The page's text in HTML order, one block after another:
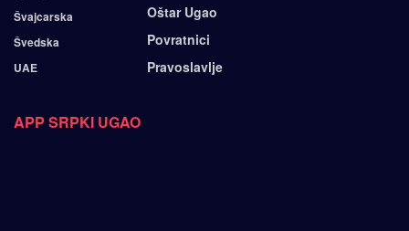
Švajcarska
Švedska
UAE
Oštar Ugao
Povratnici
Pravoslavlje
APP SRPKI UGAO